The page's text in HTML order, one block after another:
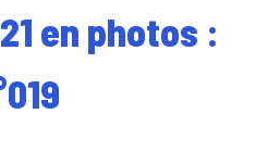
en photos :